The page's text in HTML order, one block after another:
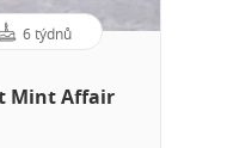
6 týdnů
Mint Affair